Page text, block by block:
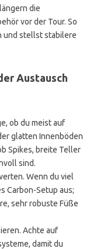
die
vor der Tour. So
und stellst stabilere
Austausch
ob du meist auf
glatten Innenböden
Spikes, breite Teller
sind.
Wenn du viel
Carbon-Setup aus;
sehr robuste Füße
Achte auf
damit du